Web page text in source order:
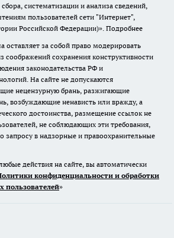
систематизации и анализа сведений,
пользователей сети "Интернет",
Российской Федерации)». Подробнее
оставляет за собой право модерировать
соображений сохранения конструктивности
законодательства РФ и
На сайте не допускаются
нецензурную брань, разжигающие
возбуждающие ненависть или вражду, а
достоинства, размещение ссылок не
не соблюдающих эти требования,
запросу в надзорные и правоохранительные
действия на сайте, вы автоматически
конфиденциальности и обработки
пользователей»